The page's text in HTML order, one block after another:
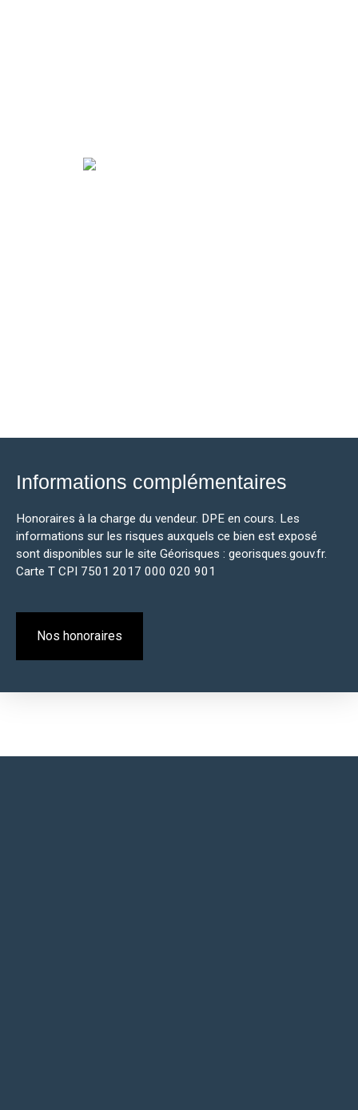
Informations complémentaires
Honoraires à la charge du vendeur. DPE en cours. Les
informations sur les risques auxquels ce bien est exposé
sont disponibles sur le site Géorisques : georisques.gouv.fr.
Carte T CPI 7501 2017 000 020 901
Nos honoraires